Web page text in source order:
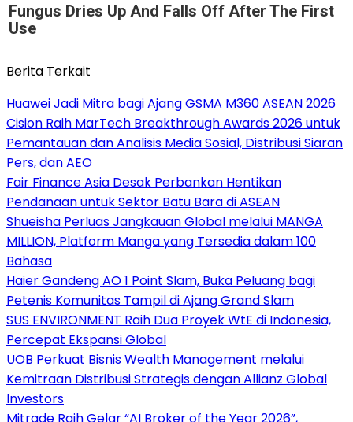
Fungus Dries Up And Falls Off After The First
Use
Berita Terkait
Huawei Jadi Mitra bagi Ajang GSMA M360 ASEAN 2026
Cision Raih MarTech Breakthrough Awards 2026 untuk
Pemantauan dan Analisis Media Sosial, Distribusi Siaran
Pers, dan AEO
Fair Finance Asia Desak Perbankan Hentikan
Pendanaan untuk Sektor Batu Bara di ASEAN
Shueisha Perluas Jangkauan Global melalui MANGA
MILLION, Platform Manga yang Tersedia dalam 100
Bahasa
Haier Gandeng AO 1 Point Slam, Buka Peluang bagi
Petenis Komunitas Tampil di Ajang Grand Slam
SUS ENVIRONMENT Raih Dua Proyek WtE di Indonesia,
Percepat Ekspansi Global
UOB Perkuat Bisnis Wealth Management melalui
Kemitraan Distribusi Strategis dengan Allianz Global
Investors
Mitrade Raih Gelar “AI Broker of the Year 2026”,